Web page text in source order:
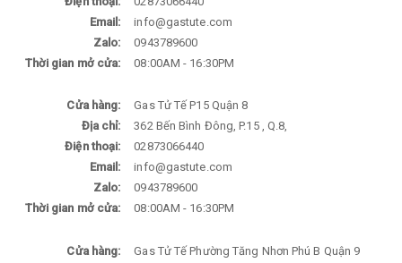
Email:
info@gastute.com
Zalo:
0943789600
Thời gian mở cửa:
08:00AM - 16:30PM
Cửa hàng:
Gas Tử Tế P15 Quận 8
Địa chỉ:
362 Bến Bình Đông, P.15 , Q.8,
Điện thoại:
02873066440
Email:
info@gastute.com
Zalo:
0943789600
Thời gian mở cửa:
08:00AM - 16:30PM
Cửa hàng:
Gas Tử Tế Phường Tăng Nhơn Phú B Quận 9